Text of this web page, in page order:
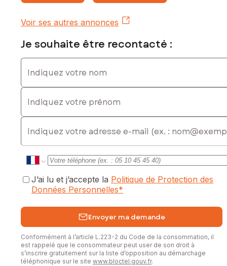
Voir ses autres annonces
Je souhaite être recontacté :
Indiquez votre nom
Indiquez votre prénom
E-mail
J’ai lu et j’accepte la Politique de Protection des
Données Personnelles*
Envoyer ma demande
Conformément à l’article L.223-2 du Code de la consommation, il
est rappelé que le consommateur peut user de son droit à
s’inscrire gratuitement sur la liste d’opposition au démarchage
téléphonique sur le site www.bloctel.gouv.fr.